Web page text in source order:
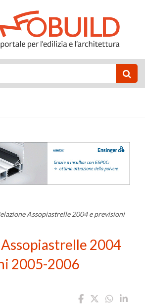
Assopiastrelle 2004 e previsioni
2004
2005-2006